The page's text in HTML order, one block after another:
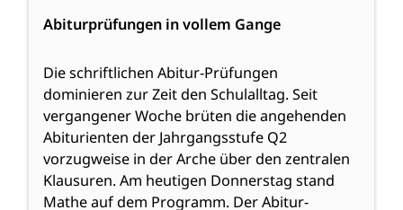
Abiturprüfungen in vollem Gange
Die schriftlichen Abitur-Prüfungen
dominieren zur Zeit den Schulalltag. Seit
vergangener Woche brüten die angehenden
Abiturienten der Jahrgangsstufe Q2
vorzugweise in der Arche über den zentralen
Klausuren. Am heutigen Donnerstag stand
Mathe auf dem Programm. Der Abitur-
Abiturprüfungen
vollem
Gange